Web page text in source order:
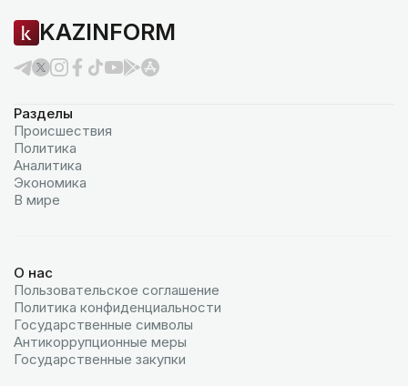
KAZINFORM
Разделы
Происшествия
Политика
Аналитика
Экономика
В мире
О нас
Пользовательское соглашение
Политика конфиденциальности
Государственные символы
Антикоррупционные меры
Государственные закупки